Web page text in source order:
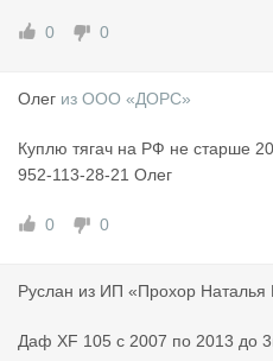
бласть (можно
NE SDP 27 ,год 2001
2.
0 0
Олег из ООО «ДОРС»
Куплю тягач на РФ не старше
952-113-28-21 Олег
0 0
Руслан из ИП «Прохор Наталья
Даф XF 105 c 2007 по 2013 до